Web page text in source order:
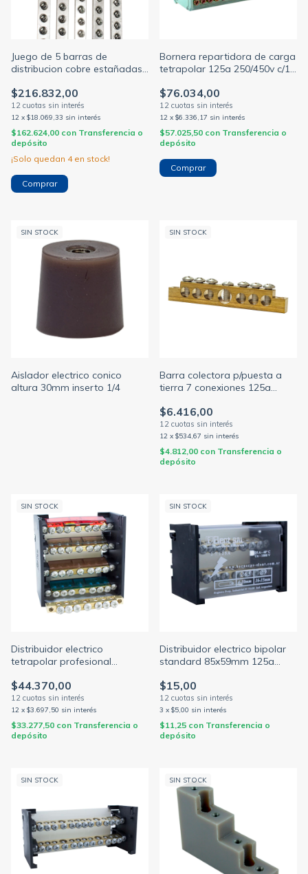
Juego de 5 barras de
distribucion cobre estañadas
tornillos c/u (GABEXEL)
$216.832,00
12 x $18.069,33 sin interés
$162.624,00 con Transferencia o
depósito
¡Solo quedan 4en stock!
Bornera repartidora de carga
tetrapolar 125a 250/450v c/15
$76.034,00
12 x $6.336,17 sin interés
$57.025,50 con Transferencia o
depósito
SIN STOCK
Aislador electrico conico
altura 30mm inserto 1/4
SIN STOCK
Barra colectora p/puesta a
tierra 7 conexiones 125a
$6.416,00
12 x $534,67 sin interés
$4.812,00 con Transferencia o
depósito
SIN STOCK
Distribuidor electrico
tetrapolar profesional
barras c/torn. 3/16 (ELENT)
$44.370,00
12 x $3.697,50 sin interés
$33.277,50 con Transferencia o
depósito
SIN STOCK
Distribuidor electrico bipolar
standard 85x59mm 125a
(ELENT)
$15,00
3 x $5,00 sin interés
$11,25 con Transferencia o
depósito
SIN STOCK SIN STOCK